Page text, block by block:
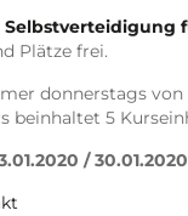
Selbstverteidigung
Plätze frei.
donnerstags von
beinhaltet 5
/